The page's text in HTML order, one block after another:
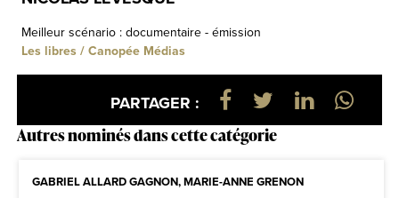
Meilleur scénario : documentaire - émission
Les libres / Canopée Médias
PARTAGER :
Autres nominés dans cette catégorie
GABRIEL ALLARD GAGNON, MARIE-ANNE GRENON